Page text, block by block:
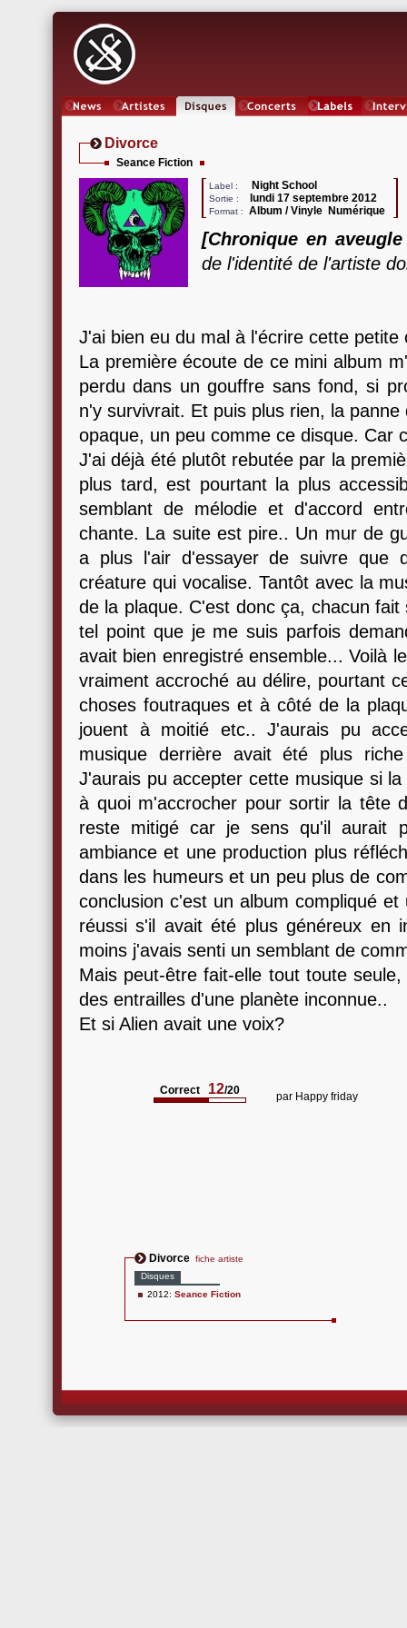
Divorce
Seance Fiction
Label : Night School
Sortie : lundi 17 septembre 2012
Format : Album / Vinyle Numérique
[Chronique en
de l'identité de l'artiste
J'ai bien eu du mal à l'écrire cette petite
La première écoute de ce mini album
perdu dans un gouffre sans fond, si
n'y survivrait. Et puis plus rien, la
opaque, un peu comme ce disque. Car
J'ai déjà été plutôt rebutée par la
plus tard, est pourtant la plus
semblant de mélodie et d'accord
chante. La suite est pire.. Un mur de
a plus l'air d'essayer de suivre que
créature qui vocalise. Tantôt avec la
de la plaque. C'est donc ça, chacun
tel point que je me suis parfois
avait bien enregistré ensemble... Voilà
vraiment accroché au délire, pourtant
choses foutraques et à côté de la
jouent à moitié etc.. J'aurais pu
musique derrière avait été plus
J'aurais pu accepter cette musique si
à quoi m'accrocher pour sortir la tête
reste mitigé car je sens qu'il aurait
ambiance et une production plus
dans les humeurs et un peu plus de
conclusion c'est un album compliqué
réussi s'il avait été plus généreux en
moins j'avais senti un semblant de
Mais peut-être fait-elle tout toute
des entrailles d'une planète inconnue..
Et si Alien avait une voix?
Correct 12/20 par Happy friday
Divorce fiche artiste
Disques
2012: Seance Fiction